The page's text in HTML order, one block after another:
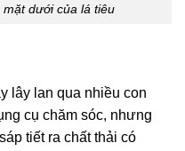
dưới của lá tiêu
lây lan qua nhiều con
cụ chăm sóc, nhưng
tiết ra chất thải có